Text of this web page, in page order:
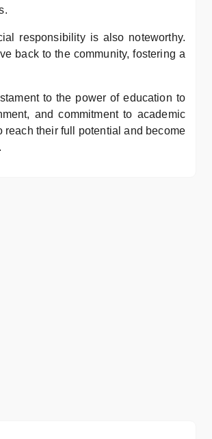
responsibility is also noteworthy.
back to the community, fostering a
to the power of education to
and commitment to academic
their full potential and become